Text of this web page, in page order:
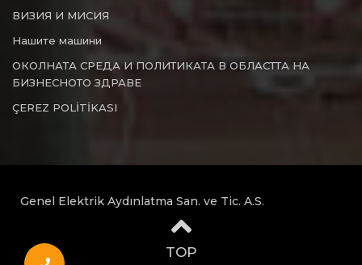
ВИЗИЯ И МИСИЯ
Нашите машини
ОКОЛНАТА СРЕДА И ПОЛИТИКАТА В ОБЛАСТТА НА
БИЗНЕСНОТО ЗДРАВЕ
ÇEREZ POLİTİKASI
Genel Elektrik Aydınlatma San. ve Tic. A.S.
TOP